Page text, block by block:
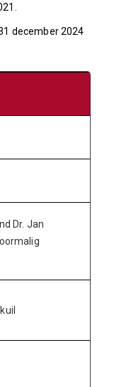
december 2024
Dr. Jan